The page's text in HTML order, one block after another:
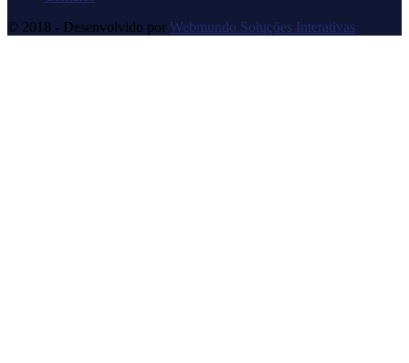
© 2018 - Desenvolvido por Webmundo Soluções Interativas